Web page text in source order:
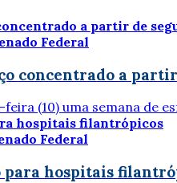
Federal
concentrado a
(10) uma semana de
Federal
hospitais